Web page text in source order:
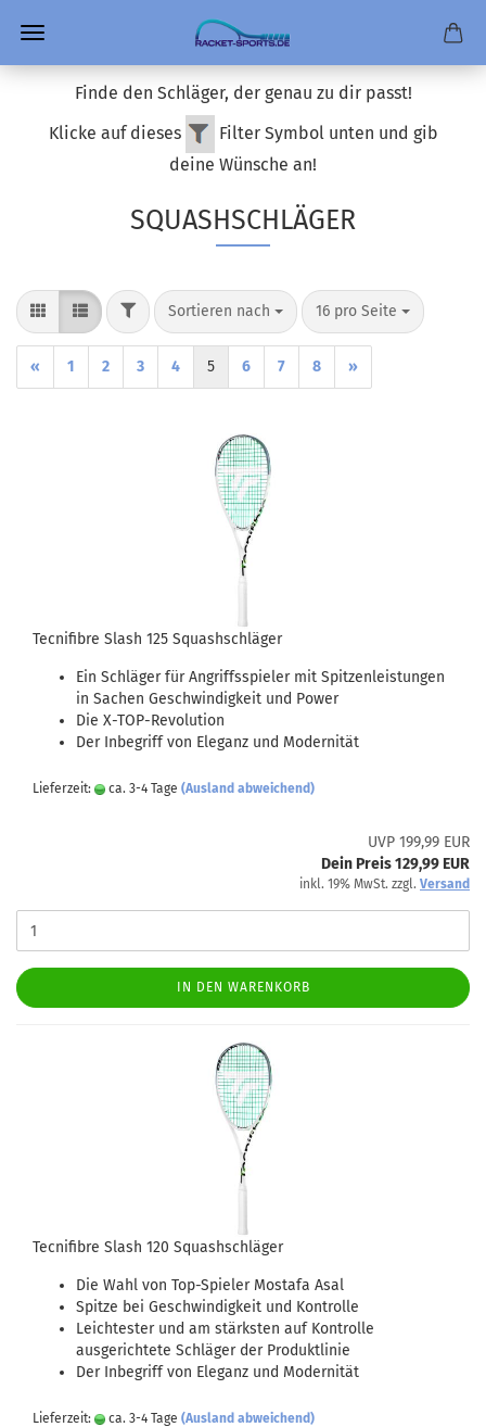
Finde den Schläger, der genau zu dir passt!
Klicke auf dieses
Filter Symbol unten und gib
deine Wünsche an!
SQUASHSCHLÄGER
FILTERSortieren nach
Sortieren nach 16 pro Seite
pro Seite
« 1 2 3 4 5 6 7 8 »
Tecnifibre Slash 125 Squashschläger
Ein Schläger für Angriffsspieler mit Spitzenleistungen
in Sachen Geschwindigkeit und Power
Die X-TOP-Revolution
Der Inbegriff von Eleganz und Modernität
Lieferzeit: ca. 3-4 Tage (Ausland abweichend)
UVP 199,99 EUR
Dein Preis 129,99 EUR
inkl. 19% MwSt. zzgl. Versand
IN DEN WARENKORB
Tecnifibre Slash 120 Squashschläger
Die Wahl von Top-Spieler Mostafa Asal
Spitze bei Geschwindigkeit und Kontrolle
Leichtester und am stärksten auf Kontrolle
ausgerichtete Schläger der Produktlinie
Der Inbegriff von Eleganz und Modernität
Lieferzeit: ca. 3-4 Tage (Ausland abweichend)